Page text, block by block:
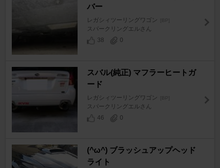
バー
レガシィツーリングワゴン [BP]
スパークリングエルさん
38
0
スバル(純正) マフラーヒートガ
ード
レガシィツーリングワゴン [BP]
スパークリングエルさん
46
0
(^ω^) ブラッシュアップヘッド
ライト